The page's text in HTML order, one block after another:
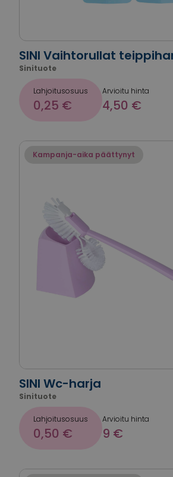
SINI Vaihtorullat
Sinituote
Lahjoitusosuus
0,25 €
Arvioitu hinta
4,50 €
Kampanja-aika päättynyt
SINI Wc-harja
Sinituote
Lahjoitusosuus
0,50 €
Arvioitu hinta
9 €